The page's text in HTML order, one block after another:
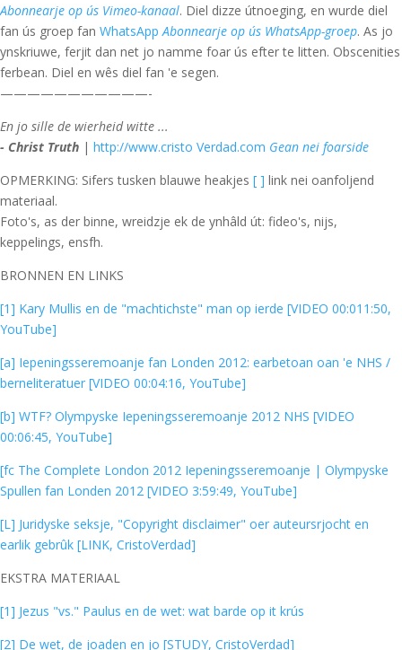
Abonnearje op ús Vimeo-kanaal. Diel dizze útnoeging, en wurde diel
fan ús groep fan WhatsApp Abonnearje op ús WhatsApp-groep. As jo
ynskriuwe, ferjit dan net jo namme foar ús efter te litten. Obscenities
ferbean. Diel en wês diel fan 'e segen.
———————————-
En jo sille de wierheid witte ...
- Christ Truth | http://www.cristo Verdad.com Gean nei foarside
OPMERKING: Sifers tusken blauwe heakjes [ ] link nei oanfoljend
materiaal.
Foto's, as der binne, wreidzje ek de ynhâld út: fideo's, nijs,
keppelings, ensfh.
BRONNEN EN LINKS
[1] Kary Mullis en de "machtichste" man op ierde [VIDEO 00:011:50,
YouTube]
[a] Iepeningsseremoanje fan Londen 2012: earbetoan oan 'e NHS /
berneliteratuer [VIDEO 00:04:16, YouTube]
[b] WTF? Olympyske Iepeningsseremoanje 2012 NHS [VIDEO
00:06:45, YouTube]
[fc The Complete London 2012 Iepeningsseremoanje | Olympyske
Spullen fan Londen 2012 [VIDEO 3:59:49, YouTube]
[L] Juridyske seksje, "Copyright disclaimer" oer auteursrjocht en
earlik gebrûk [LINK, CristoVerdad]
EKSTRA MATERIAAL
[1] Jezus "vs." Paulus en de wet: wat barde op it krús
[2] De wet, de joaden en jo [STUDY, CristoVerdad]